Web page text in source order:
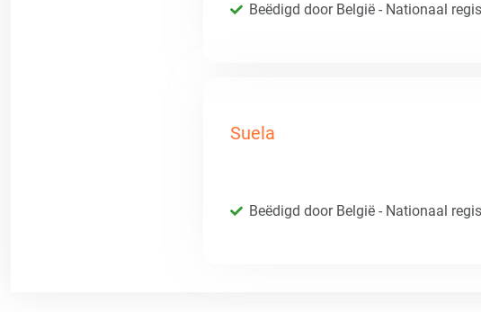
Beëdigd door België - Nationaal
Suela
Beëdigd door België - Nationaal